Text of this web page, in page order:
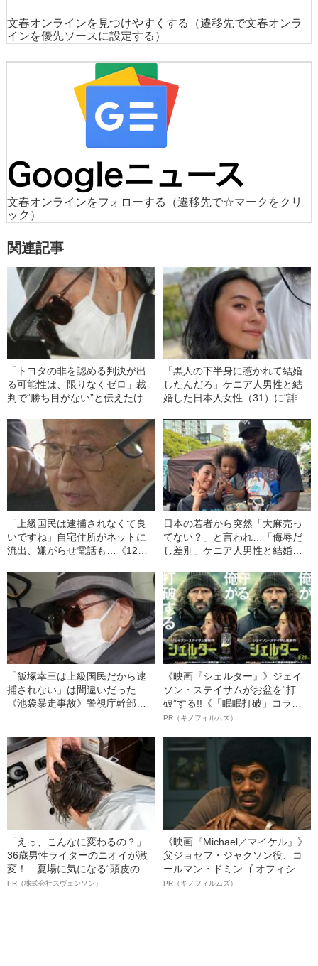
文春オンラインを見つけやすくする
（遷移先で文春オンラ
インを優先ソースに設定する）
文春オンラインをフォローする
（遷移先で☆マークをクリ
ック）
関連記事
「トヨタの非を認める判決が出
る可能性は、限りなくゼロ」裁
判で“勝ち目がない”と伝えたけれ
幸三を説得できなかった「長男
の葛藤」
「黒人の下半身に惹かれて結婚
したんだろ」ケニア人男性と結
婚した日本人女性（31）に“誹謗
感じる“外国人差別”のリアル
「上級国民は逮捕されなくて良
いですね」自宅住所がネットに
流出、嫌がらせ電話も…《12人
の長男が直面した「加害者家族
への暴力」
日本の若者から突然「大麻売っ
てない？」と言われ…「侮辱だ
し差別」ケニア人男性と結婚し
す、“排外主義的な風潮”への苦悩
「飯塚幸三は上級国民だから逮
捕されない」は間違いだった…
《池袋暴走事故》警視庁幹部が
《映画『シェルター』》ジェイ
ソン・ステイサムがお盆を“打
破”する!!《「眠眠打破」コラ
ボ》
PR（キノフィルムズ）
「えっ、こんなに変わるの？」
36歳男性ライターのニオイが激
変！ 夏場に気になる“頭皮のニ
オイ”や“ベタつき”を解消す
PR（株式会社スヴェンソン）
《映画『Michael／マイケル』》
父ジョセフ・ジャクソン役、コ
ールマン・ドミンゴ オフィシャ
ルインタビュー“観客を魅了した
PR（キノフィルムズ）